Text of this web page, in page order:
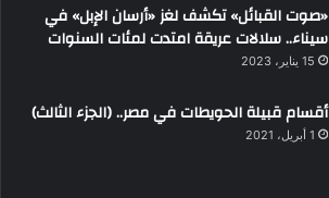
«صوت القبائل» تكشف لغز «أرسان الإبل» في
سيناء.. سلالات عريقة امتدت لمئات السنوات
15 يناير، 2023
أقسام قبيلة الحويطات في مصر.. (الجزء الثالث)
1 أبريل، 2021